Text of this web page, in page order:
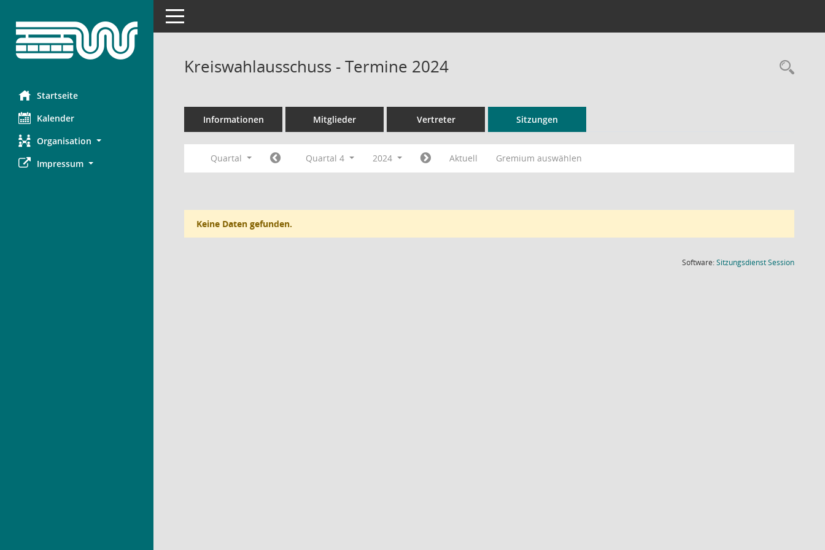
Startseite
Kalender
Organisation
Impressum
Toggle navigation
Kreiswahlausschuss - Termine 2024
Informationen Mitglieder Vertreter Sitzungen
Quartal Quartal 4 2024 Aktuell Gremium auswählen
Keine Daten gefunden.
Software:SitzungsdienstSession(Wird in